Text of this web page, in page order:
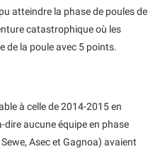
atteindre la phase de poules de
catastrophique où les
de la poule avec 5 points.
à celle de 2014-2015 en
dire aucune équipe en phase
Asec et Gagnoa) avaient